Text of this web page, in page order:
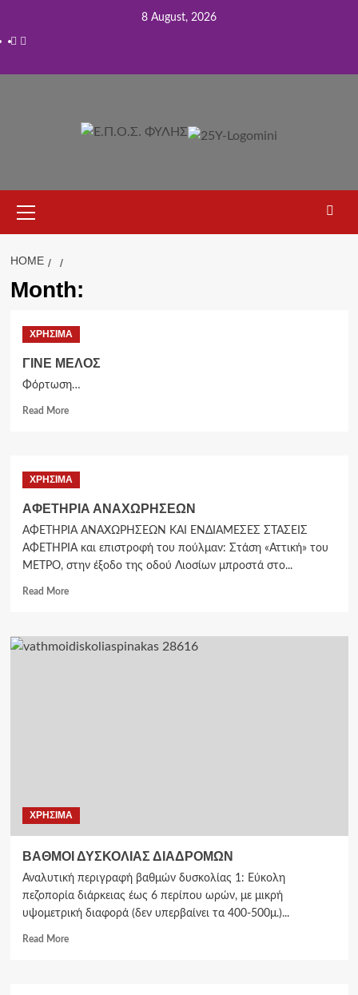
8 August, 2026
HOME
Month:
ΧΡΗΣΙΜΑ
ΓΙΝΕ ΜΕΛΟΣ
Φόρτωση…
Read More
ΧΡΗΣΙΜΑ
ΑΦΕΤΗΡΙΑ ΑΝΑΧΩΡΗΣΕΩΝ
ΑΦΕΤΗΡΙΑ ΑΝΑΧΩΡΗΣΕΩΝ ΚΑΙ ΕΝΔΙΑΜΕΣΕΣ ΣΤΑΣΕΙΣ
ΑΦΕΤΗΡΙΑ και επιστροφή του πούλμαν: Στάση «Αττική» του
ΜΕΤΡΟ, στην έξοδο της οδού Λιοσίων μπροστά στο...
Read More
ΧΡΗΣΙΜΑ
ΒΑΘΜΟΙ ΔΥΣΚΟΛΙΑΣ ΔΙΑΔΡΟΜΩΝ
Αναλυτική περιγραφή βαθμών δυσκολίας 1: Εύκολη
πεζοπορία διάρκειας έως 6 περίπου ωρών, με μικρή
υψομετρική διαφορά (δεν υπερβαίνει τα 400-500μ.)...
Read More